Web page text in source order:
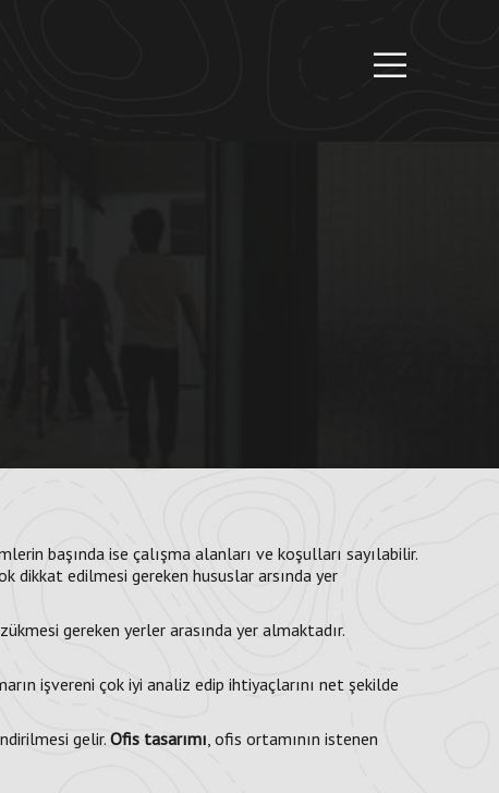
başında ise çalışma alanları ve koşulları sayılabilir.
dikkat edilmesi gereken hususlar arsında yer
gereken yerler arasında yer almaktadır.
işvereni çok iyi analiz edip ihtiyaçlarını net şekilde
gelir. Ofis tasarımı, ofis ortamının istenen